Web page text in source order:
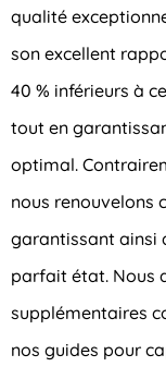
qualité
son excellent
40 % inférieurs à
tout en
optimal.
nous renouvelons
garantissant ainsi
parfait état. Nous
supplémentaires
nos guides pour